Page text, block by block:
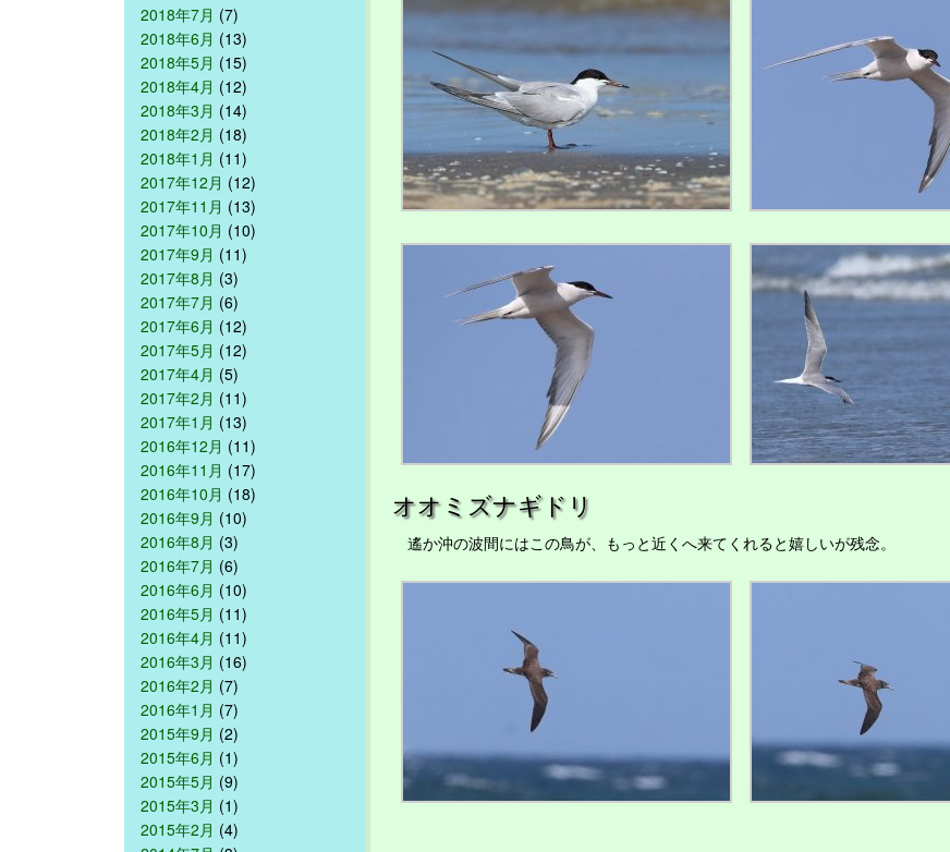
2018年7月 (7)
2018年6月 (13)
2018年5月 (15)
2018年4月 (12)
2018年3月 (14)
2018年2月 (18)
2018年1月 (11)
2017年12月 (12)
2017年11月 (13)
2017年10月 (10)
2017年9月 (11)
2017年8月 (3)
2017年7月 (6)
2017年6月 (12)
2017年5月 (12)
2017年4月 (5)
2017年2月 (11)
2017年1月 (13)
2016年12月 (11)
2016年11月 (17)
2016年10月 (18)
2016年9月 (10)
2016年8月 (3)
2016年7月 (6)
2016年6月 (10)
2016年5月 (11)
2016年4月 (11)
2016年3月 (16)
2016年2月 (7)
2016年1月 (7)
2015年9月 (2)
2015年6月 (1)
2015年5月 (9)
2015年3月 (1)
2015年2月 (4)
オオミズナギドリ
遙か沖の波間にはこの鳥が、もっと近くへ来てくれると嬉しいが残念。